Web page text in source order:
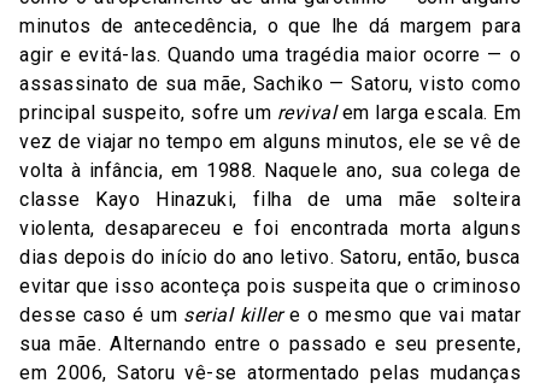
minutos de antecedência, o que lhe dá margem para
agir e evitá-las. Quando uma tragédia maior ocorre — o
assassinato de sua mãe, Sachiko — Satoru, visto como
principal suspeito, sofre um revivalem larga escala. Em
vez de viajar no tempo em alguns minutos, ele se vê de
volta à infância, em 1988. Naquele ano, sua colega de
classe Kayo Hinazuki, filha de uma mãe solteira
violenta, desapareceu e foi encontrada morta alguns
dias depois do início do ano letivo. Satoru, então, busca
evitar que isso aconteça pois suspeita que o criminoso
desse caso é um serial killere o mesmo que vai matar
sua mãe. Alternando entre o passado e seu presente,
em 2006, Satoru vê-se atormentado pelas mudanças